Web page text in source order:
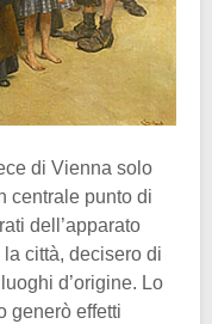
di Vienna solo
centrale punto di
dell’apparato
città, decisero di
d’origine. Lo
generò effetti